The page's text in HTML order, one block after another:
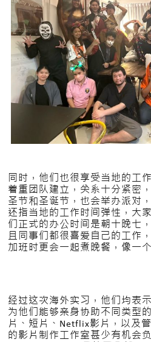
同时，他们也很享受当地的工
着重团队建立，关系十分紧密
圣节和圣诞节，也会举办派对
还指当地的工作时间弹性，大
们正式的办公时间是朝十晚七
且同事们都很喜爱自己的工作
加班时更会一起煮晚餐，像一
经过这次海外实习，他们均表
为他们能够亲身协助不同类型
片、短片、Netflix影片，以及
的影片制作工作室甚少有机会